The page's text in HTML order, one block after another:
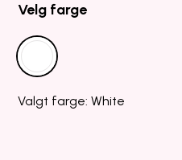
Velg farge
Valgt farge: White